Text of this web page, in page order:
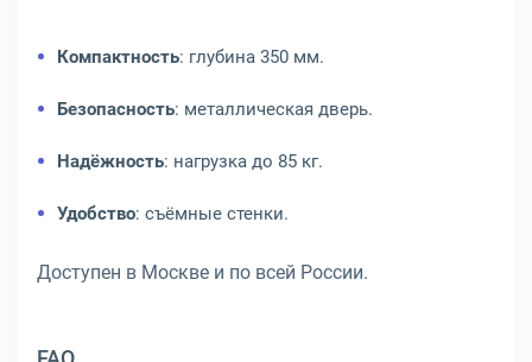
Компактность: глубина 350 мм.
Безопасность: металлическая дверь.
Надёжность: нагрузка до 85 кг.
Удобство: съёмные стенки.
Доступен в Москве и по всей России.